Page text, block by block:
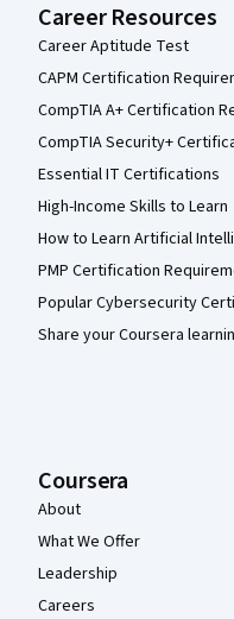
Career Resources
Career Aptitude Test
CAPM Certification
CompTIA A+ Certification
CompTIA Security+
Essential IT Certifications
High-Income Skills to Learn
How to Learn Artificial
PMP Certification
Popular Cybersecurity
Share your Coursera
Coursera
About
What We Offer
Leadership
Careers